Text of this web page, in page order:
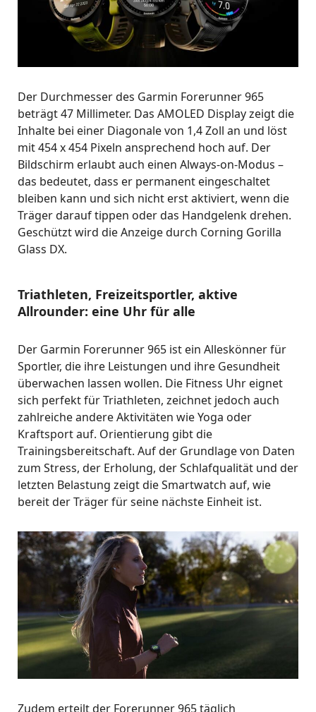
Der Durchmesser des Garmin Forerunner 965
beträgt 47 Millimeter. Das AMOLED Display zeigt die
Inhalte bei einer Diagonale von 1,4 Zoll an und löst
mit 454 x 454 Pixeln ansprechend hoch auf. Der
Bildschirm erlaubt auch einen Always-on-Modus –
das bedeutet, dass er permanent eingeschaltet
bleiben kann und sich nicht erst aktiviert, wenn die
Träger darauf tippen oder das Handgelenk drehen.
Geschützt wird die Anzeige durch Corning Gorilla
Glass DX.
Triathleten, Freizeitsportler, aktive
Allrounder: eine Uhr für alle
Der Garmin Forerunner 965 ist ein Alleskönner für
Sportler, die ihre Leistungen und ihre Gesundheit
überwachen lassen wollen. Die Fitness Uhr eignet
sich perfekt für Triathleten, zeichnet jedoch auch
zahlreiche andere Aktivitäten wie Yoga oder
Kraftsport auf. Orientierung gibt die
Trainingsbereitschaft. Auf der Grundlage von Daten
zum Stress, der Erholung, der Schlafqualität und der
letzten Belastung zeigt die Smartwatch auf, wie
bereit der Träger für seine nächste Einheit ist.
Zudem erteilt der Forerunner 965 täglich